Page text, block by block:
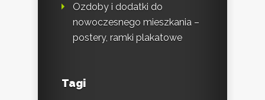
Ozdoby i dodatki do
nowoczesnego mieszkania –
postery, ramki plakatowe
Tagi